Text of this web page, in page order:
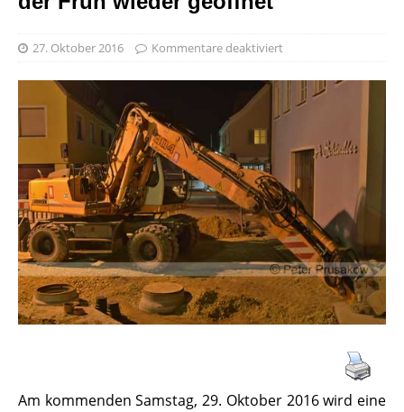
27. Oktober 2016 Kommentare deaktiviert
Am kommenden Samstag, 29. Oktober 2016 wird eine